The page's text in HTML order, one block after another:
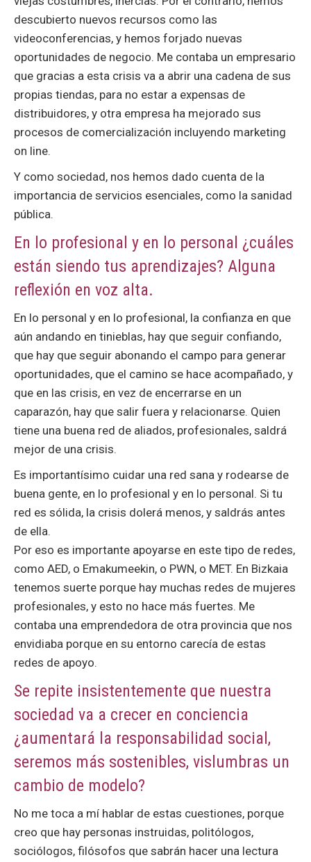
descubierto nuevos recursos como las
videoconferencias, y hemos forjado nuevas
oportunidades de negocio. Me contaba un empresario
que gracias a esta crisis va a abrir una cadena de sus
propias tiendas, para no estar a expensas de
distribuidores, y otra empresa ha mejorado sus
procesos de comercialización incluyendo marketing
on line.
Y como sociedad, nos hemos dado cuenta de la
importancia de servicios esenciales, como la sanidad
pública.
En lo profesional y en lo personal ¿cuáles
están siendo tus aprendizajes? Alguna
reflexión en voz alta.
En lo personal y en lo profesional, la confianza en que
aún andando en tinieblas, hay que seguir confiando,
que hay que seguir abonando el campo para generar
oportunidades, que el camino se hace acompañado, y
que en las crisis, en vez de encerrarse en un
caparazón, hay que salir fuera y relacionarse. Quien
tiene una buena red de aliados, profesionales, saldrá
mejor de una crisis.
Es importantísimo cuidar una red sana y rodearse de
buena gente, en lo profesional y en lo personal. Si tu
red es sólida, la crisis dolerá menos, y saldrás antes
de ella.
Por eso es importante apoyarse en este tipo de redes,
como AED, o Emakumeekin, o PWN, o MET. En Bizkaia
tenemos suerte porque hay muchas redes de mujeres
profesionales, y esto no hace más fuertes. Me
contaba una emprendedora de otra provincia que nos
envidiaba porque en su entorno carecía de estas
redes de apoyo.
Se repite insistentemente que nuestra
sociedad va a crecer en conciencia
¿aumentará la responsabilidad social,
seremos más sostenibles, vislumbras un
cambio de modelo?
No me toca a mí hablar de estas cuestiones, porque
creo que hay personas instruidas, politólogos,
sociólogos, filósofos que sabrán hacer una lectura